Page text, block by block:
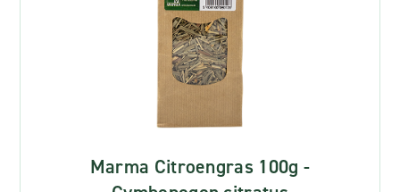
Marma Citroengras 100g -